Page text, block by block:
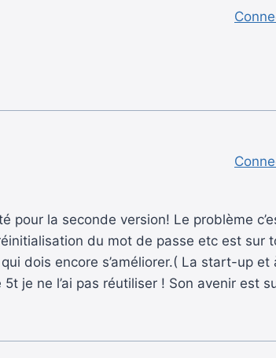
pour la seconde version! Le problème
du mot de passe etc est sur
dois encore s’améliorer.( La start-up et
je ne l’ai pas réutiliser ! Son avenir est